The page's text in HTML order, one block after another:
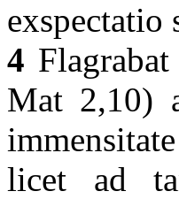
exspectatio
4
Mat 2,10)
licet ad